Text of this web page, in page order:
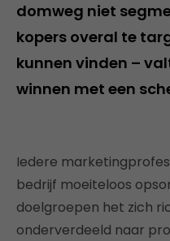
domweg niet
kopers overal te
kunnen vinden –
winnen met een
Iedere
bedrijf moeiteloos
doelgroepen het zich
onderverdeeld naar